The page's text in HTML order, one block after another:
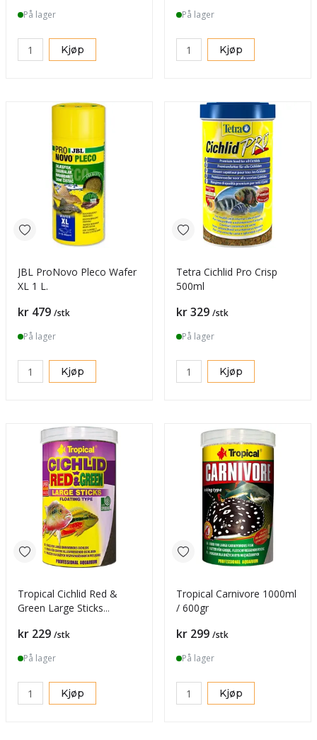
På lager
Kjøp
På lager
Kjøp
JBL ProNovo Pleco Wafer
XL 1 L.
Pris
kr 479 /stk
På lager
Kjøp
Tetra Cichlid Pro Crisp
500ml
Pris
kr 329 /stk
På lager
Kjøp
Tropical Cichlid Red &
Green Large Sticks
Pris
kr 229 /stk
På lager
Kjøp
Tropical Carnivore 1000ml
/ 600gr
Pris
kr 299 /stk
På lager
Kjøp